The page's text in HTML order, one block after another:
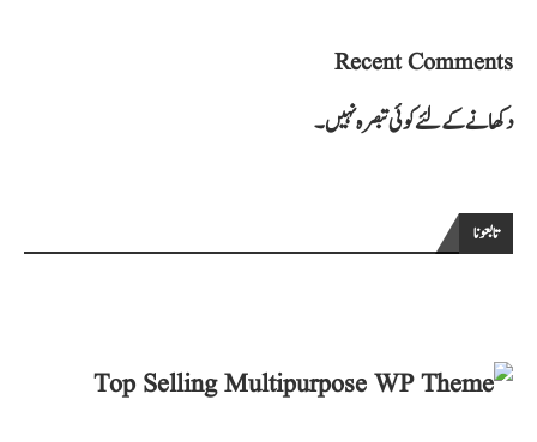
Recent Comments
دکھانے کے لئے کوئی تبصرہ نہیں۔
تابعونا